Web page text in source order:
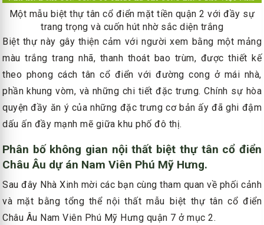
Một mẫu biệt thự tân cổ điển mặt tiền quận 2 với đầy sự
trang trọng và cuốn hút nhờ sắc diện trắng
Biệt thự này gây thiện cảm với người xem bằng một mảng
màu trắng trang nhã, thanh thoát bao trùm, được thiết kế
theo phong cách tân cổ điển với đường cong ở mái nhà,
phần khung vòm, và những chi tiết đặc trưng. Chính sự hòa
quyện đầy ăn ý của những đặc trưng cơ bản ấy đã ghi đậm
dấu ấn đầy mạnh mẽ giữa khu phố đô thị.
Phân bố không gian nội thất biệt thự tân cổ điển
Châu Âu dự án Nam Viên Phú Mỹ Hưng.
Sau đây Nhà Xinh mời các bạn cùng tham quan về phối cảnh
và mặt bằng tổng thể nội thất mẫu biệt thự tân cổ điển
Châu Âu Nam Viên Phú Mỹ Hưng quận 7 ở mục 2.